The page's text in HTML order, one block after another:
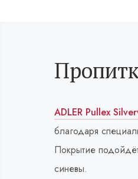
ADLER Pullex
благодаря
Покрытие
синевы.